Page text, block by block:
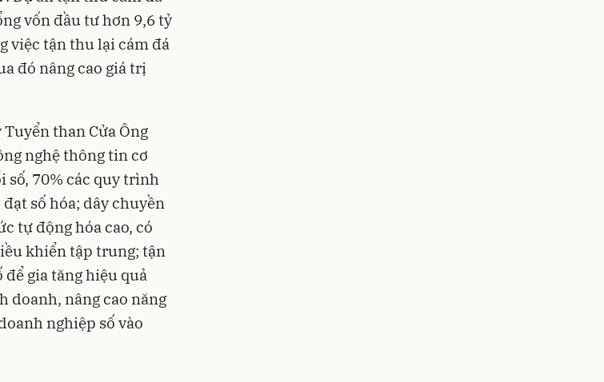
vốn đầu tư hơn 9,6 tỷ
việc tận thu lại cám đá
đó nâng cao giá trị
than Cửa Ông
nghệ thông tin cơ
70% các quy trình
số hóa; dây chuyền
tự động hóa cao, có
khiển tập trung; tận
gia tăng hiệu quả
doanh, nâng cao năng
nghiệp số vào